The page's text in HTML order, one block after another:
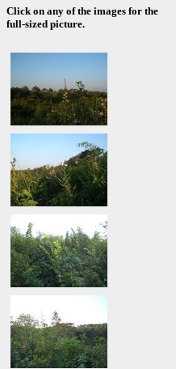
Click on any of the images for the
full-sized picture.